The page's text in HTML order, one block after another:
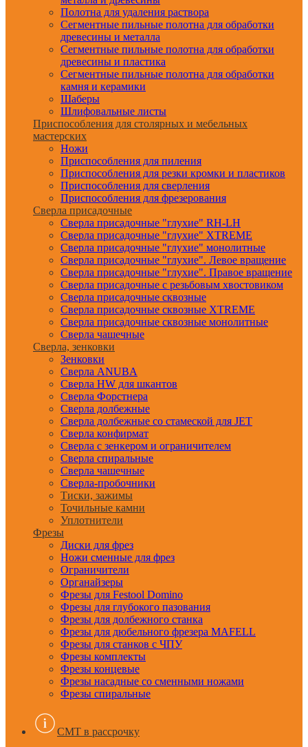
Полотна для удаления раствора
Сегментные пильные полотна для обработки
древесины и металла
Сегментные пильные полотна для обработки
древесины и пластика
Сегментные пильные полотна для обработки
камня и керамики
Шаберы
Шлифовальные листы
Приспособления для столярных и мебельных
мастерских
Ножи
Приспособления для пиления
Приспособления для резки кромки и пластиков
Приспособления для сверления
Приспособления для фрезерования
Сверла присадочные
Сверла присадочные "глухие" RH-LH
Сверла присадочные "глухие" XTREME
Сверла присадочные "глухие" монолитные
Сверла присадочные "глухие". Левое вращение
Сверла присадочные "глухие". Правое вращение
Сверла присадочные с резьбовым хвостовиком
Сверла присадочные сквозные
Сверла присадочные сквозные XTREME
Сверла присадочные сквозные монолитные
Сверла чашечные
Сверла, зенковки
Зенковки
Сверла ANUBA
Сверла HW для шкантов
Сверла Форстнера
Сверла долбежные
Сверла долбежные со стамеской для JET
Сверла конфирмат
Сверла с зенкером и ограничителем
Сверла спиральные
Сверла чашечные
Сверла-пробочники
Тиски, зажимы
Точильные камни
Уплотнители
Фрезы
Диски для фрез
Ножи сменные для фрез
Ограничители
Органайзеры
Фрезы для Festool Domino
Фрезы для глубокого пазования
Фрезы для долбежного станка
Фрезы для дюбельного фрезера MAFELL
Фрезы для станков с ЧПУ
Фрезы комплекты
Фрезы концевые
Фрезы насадные со сменными ножами
Фрезы спиральные
CMT в рассрочку